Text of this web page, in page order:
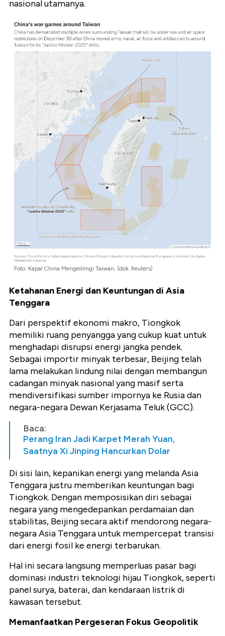
nasional utamanya.
Foto: Kapal China Mengelilingi Taiwan, (dok. Reuters)
Ketahanan Energi dan Keuntungan di Asia
Tenggara
Dari perspektif ekonomi makro, Tiongkok
memiliki ruang penyangga yang cukup kuat untuk
menghadapi disrupsi energi jangka pendek.
Sebagai importir minyak terbesar, Beijing telah
lama melakukan lindung nilai dengan membangun
cadangan minyak nasional yang masif serta
mendiversifikasi sumber impornya ke Rusia dan
negara-negara Dewan Kerjasama Teluk (GCC).
Baca:
Perang Iran Jadi Karpet Merah Yuan,
Saatnya Xi Jinping Hancurkan Dolar
Di sisi lain, kepanikan energi yang melanda Asia
Tenggara justru memberikan keuntungan bagi
Tiongkok. Dengan memposisikan diri sebagai
negara yang mengedepankan perdamaian dan
stabilitas, Beijing secara aktif mendorong negara-
negara Asia Tenggara untuk mempercepat transisi
dari energi fosil ke energi terbarukan.
Hal ini secara langsung memperluas pasar bagi
dominasi industri teknologi hijau Tiongkok, seperti
panel surya, baterai, dan kendaraan listrik di
kawasan tersebut.
Memanfaatkan Pergeseran Fokus Geopolitik